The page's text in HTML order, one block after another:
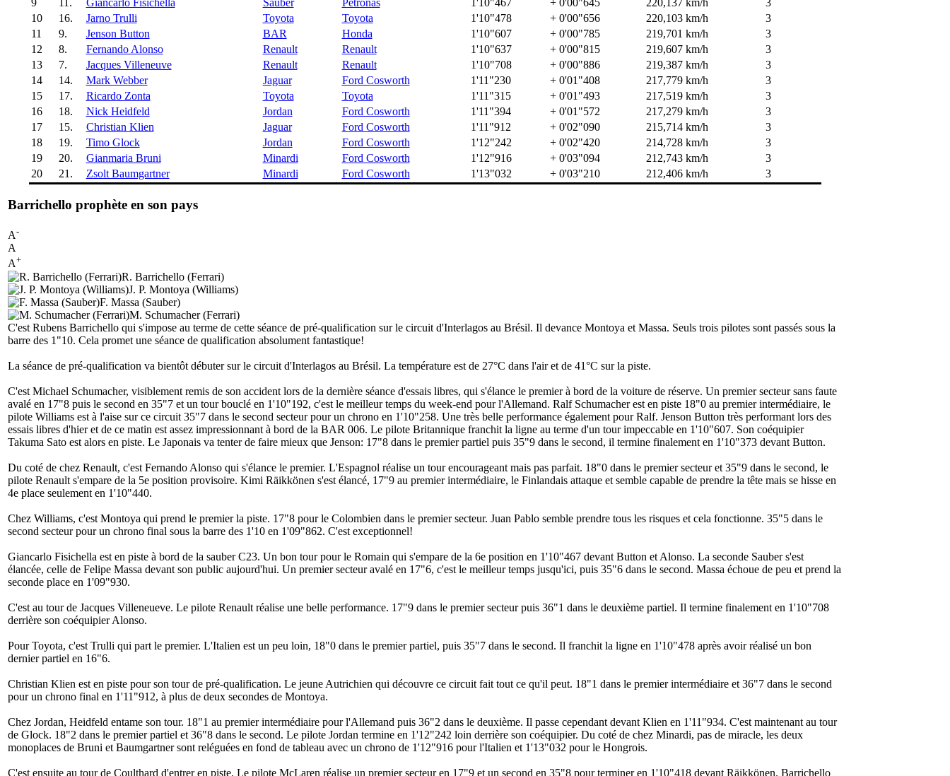
10
16. Jarno Trulli Toyota Toyota 1'10"478 + 0'00"656 220,103 km/h
3
11
9. Jenson Button BAR Honda 1'10"607 + 0'00"785 219,701 km/h
3
12
8. Fernando Alonso Renault Renault 1'10"637 + 0'00"815 219,607 km/h
3
13
7. Jacques Villeneuve Renault Renault 1'10"708 + 0'00"886 219,387 km/h
3
14
14. Mark Webber Jaguar Ford Cosworth 1'11"230 + 0'01"408 217,779 km/h
3
15
17. Ricardo Zonta Toyota Toyota 1'11"315 + 0'01"493 217,519 km/h
3
16
18. Nick Heidfeld Jordan Ford Cosworth 1'11"394 + 0'01"572 217,279 km/h
3
17
15. Christian Klien Jaguar Ford Cosworth 1'11"912 + 0'02"090 215,714 km/h
3
18
19. Timo Glock Jordan Ford Cosworth 1'12"242 + 0'02"420 214,728 km/h
3
19
20. Gianmaria Bruni Minardi Ford Cosworth 1'12"916 + 0'03"094 212,743 km/h
3
20
21. Zsolt Baumgartner Minardi Ford Cosworth 1'13"032 + 0'03"210 212,406 km/h 3
Barrichello prophète en son pays
A-
A
A+
R. Barrichello (Ferrari)
J. P. Montoya (Williams)
F. Massa (Sauber)
M. Schumacher (Ferrari)
C'est Rubens Barrichello qui s'impose au terme de cette séance de pré-qualification sur le circuit d'Interlagos au Brésil. Il devance Montoya et Massa. Seuls trois pilotes sont passés sous la
barre des 1"10. Cela promet une séance de qualification absolument fantastique!
La séance de pré-qualification va bientôt débuter sur le circuit d'Interlagos au Brésil. La température est de 27°C dans l'air et de 41°C sur la piste.
C'est Michael Schumacher, visiblement remis de son accident lors de la dernière séance d'essais libres, qui s'élance le premier à bord de la voiture de réserve. Un premier secteur sans faute
avalé en 17"8 puis le second en 35"7 et un tour bouclé en 1'10"192, c'est le meilleur temps du week-end pour l'Allemand. Ralf Schumacher est en piste 18"0 au premier intermédiaire, le
pilote Williams est à l'aise sur ce circuit 35"7 dans le second secteur pour un chrono en 1'10"258. Une très belle performance également pour Ralf. Jenson Button très performant lors des
essais libres d'hier et de ce matin est assez impressionnant à bord de la BAR 006. Le pilote Britannique franchit la ligne au terme d'un tour impeccable en 1'10"607. Son coéquipier
Takuma Sato est alors en piste. Le Japonais va tenter de faire mieux que Jenson: 17"8 dans le premier partiel puis 35"9 dans le second, il termine finalement en 1'10"373 devant Button.
Du coté de chez Renault, c'est Fernando Alonso qui s'élance le premier. L'Espagnol réalise un tour encourageant mais pas parfait. 18"0 dans le premier secteur et 35"9 dans le second, le
pilote Renault s'empare de la 5e position provisoire. Kimi Räikkönen s'est élancé, 17"9 au premier intermédiaire, le Finlandais attaque et semble capable de prendre la tête mais se hisse en
4e place seulement en 1'10"440.
Chez Williams, c'est Montoya qui prend le premier la piste. 17"8 pour le Colombien dans le premier secteur. Juan Pablo semble prendre tous les risques et cela fonctionne. 35"5 dans le
second secteur pour un chrono final sous la barre des 1'10 en 1'09"862. C'est exceptionnel!
Giancarlo Fisichella est en piste à bord de la sauber C23. Un bon tour pour le Romain qui s'empare de la 6e position en 1'10"467 devant Button et Alonso. La seconde Sauber s'est
élancée, celle de Felipe Massa devant son public aujourd'hui. Un premier secteur avalé en 17"6, c'est le meilleur temps jusqu'ici, puis 35"6 dans le second. Massa échoue de peu et prend la
seconde place en 1'09"930.
C'est au tour de Jacques Villeneueve. Le pilote Renault réalise une belle performance. 17"9 dans le premier secteur puis 36"1 dans le deuxième partiel. Il termine finalement en 1'10"708
derrière son coéquipier Alonso.
Pour Toyota, c'est Trulli qui part le premier. L'Italien est un peu loin, 18"0 dans le premier partiel, puis 35"7 dans le second. Il franchit la ligne en 1'10"478 après avoir réalisé un bon
dernier partiel en 16"6.
Christian Klien est en piste pour son tour de pré-qualification. Le jeune Autrichien qui découvre ce circuit fait tout ce qu'il peut. 18"1 dans le premier intermédiaire et 36"7 dans le second
pour un chrono final en 1'11"912, à plus de deux secondes de Montoya.
Chez Jordan, Heidfeld entame son tour. 18"1 au premier intermédiaire pour l'Allemand puis 36"2 dans le deuxième. Il passe cependant devant Klien en 1'11"934. C'est maintenant au tour
de Glock. 18"2 dans le premier partiel et 36"8 dans le second. Le pilote Jordan termine en 1'12"242 loin derrière son coéquipier. Du coté de chez Minardi, pas de miracle, les deux
monoplaces de Bruni et Baumgartner sont reléguées en fond de tableau avec un chrono de 1'12"916 pour l'Italien et 1'13"032 pour le Hongrois.
C'est ensuite au tour de Coulthard d'entrer en piste. Le pilote McLaren réalise un premier secteur en 17"9 et un second en 35"8 pour terminer en 1'10"418 devant Räikkönen. Barrichello